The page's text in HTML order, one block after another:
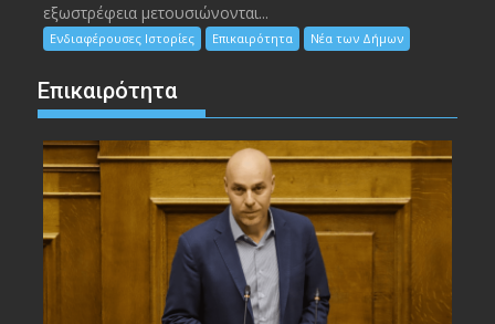
εξωστρέφεια μετουσιώνονται...
Ενδιαφέρουσες Ιστορίες Επικαιρότητα Νέα των Δήμων
Επικαιρότητα